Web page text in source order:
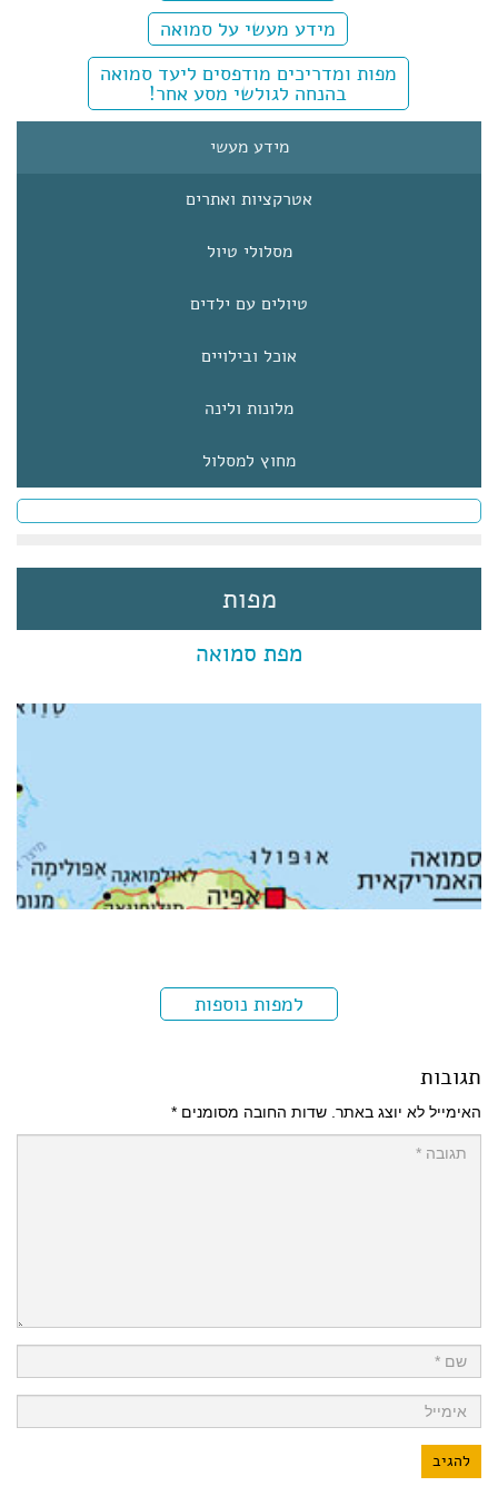
טבע וסביבה
כחמישים אחוז משטח המדינה מכוסים ביערות גשם. במישור
החוף גדלים דקלי קוקוס, ובביצות שבשפכי הנהרות צומחים
בעלי החיים הנפוצים בסמואה הם עטלף הפירות, נחשים וכמה
קילומטרים מהבירה אפיה. טיסות סדירות מגיעות לכאן
מהונולולו שבהוואי, מאוקלנד שבניו-זילנד ומסידני
שבאוסטרליה.
מידע מעשי על סמואה
מפות ומדריכים מודפסים ליעד סמואה
בהנחה לגולשי מסע אחר!
מידע מעשי
אטרקציות ואתרים
מסלולי טיול
טיולים עם ילדים
אוכל ובילויים
מלונות ולינה
מחוץ למסלול
מפות
מפת סמואה
למפות נוספות
תגובות
האימייל לא יוצג באתר. שדות החובה מסומנים *